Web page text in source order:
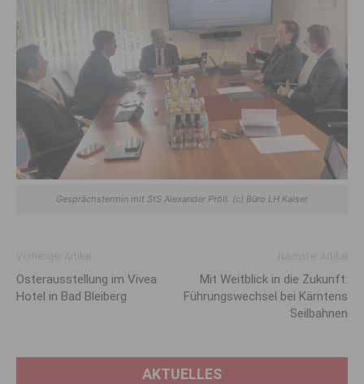
Gesprächstermin mit StS Alexander Pröll. (c) Büro LH Kaiser
Osterausstellung im Vivea
Hotel in Bad Bleiberg
Mit Weitblick in die Zukunft:
Führungswechsel bei Kärntens
Seilbahnen
AKTUELLES